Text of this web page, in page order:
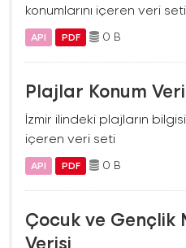
konumlarını içeren veri seti
API PDF 0 B
Plajlar Konum
İzmir ilindeki plajların
içeren veri seti
API PDF 0 B
Çocuk ve Gençlik
Verisi